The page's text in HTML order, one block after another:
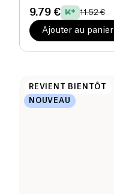
9.79 € 11.52 €
Ajouter au panier
REVIENT BIENTÔT
NOUVEAU